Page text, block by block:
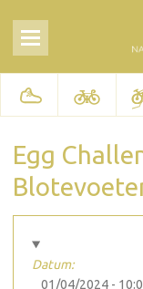
Egg
Datum:
01/04/2024 -